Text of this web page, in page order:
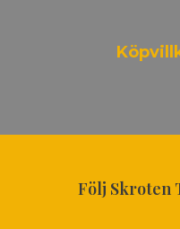
Följ Skroten